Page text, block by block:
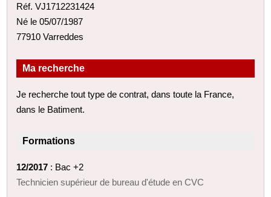
Réf. VJ1712231424
Né le 05/07/1987
77910 Varreddes
Ma recherche
Je recherche tout type de contrat, dans toute la France,
dans le Batiment.
Formations
12/2017 : Bac +2
Technicien supérieur de bureau d'étude en CVC